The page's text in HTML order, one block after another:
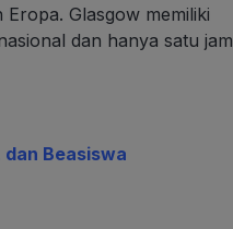
Glasgow memiliki
dan hanya satu jam
Beasiswa